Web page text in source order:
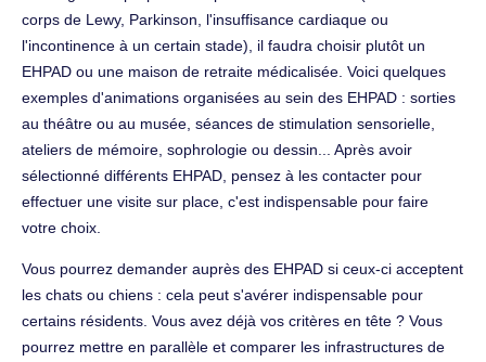
corps de Lewy, Parkinson, l'insuffisance cardiaque ou
l'incontinence à un certain stade), il faudra choisir plutôt un
EHPAD ou une maison de retraite médicalisée. Voici quelques
exemples d'animations organisées au sein des EHPAD : sorties
au théâtre ou au musée, séances de stimulation sensorielle,
ateliers de mémoire, sophrologie ou dessin... Après avoir
sélectionné différents EHPAD, pensez à les contacter pour
effectuer une visite sur place, c'est indispensable pour faire
votre choix.
Vous pourrez demander auprès des EHPAD si ceux-ci acceptent
les chats ou chiens : cela peut s'avérer indispensable pour
certains résidents. Vous avez déjà vos critères en tête ? Vous
pourrez mettre en parallèle et comparer les infrastructures de